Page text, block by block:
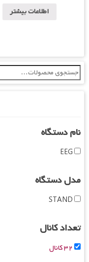
اطلاعات بیشتر
جستجو
برای:
نام دستگاه
EEG
مدل دستگاه
STAND
تعداد کانال
۳۲ کانال